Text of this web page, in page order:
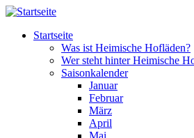
Direkt zum Inhalt
Startseite
Was ist Heimische Hofläden?
Wer steht hinter Heimische
Saisonkalender
Januar
Februar
März
April
Mai